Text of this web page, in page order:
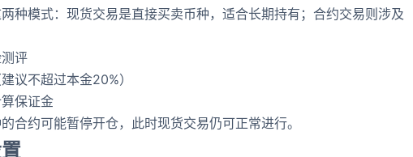
种模式：现货交易是直接买卖币种，适合长期持有；合约交易则涉及
评
议不超过本金20%）
保证金
合约可能暂停开仓，此时现货交易仍可正常进行。